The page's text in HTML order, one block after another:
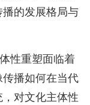
的发展格局与
性重塑面临着
播如何在当代
对文化主体性